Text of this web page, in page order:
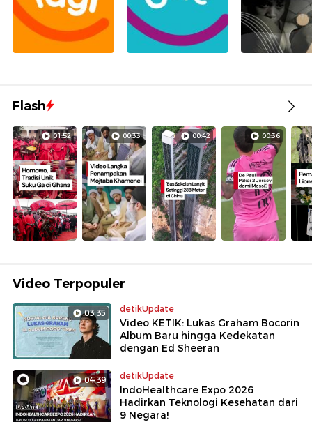
Flash
01:52 00:33 00:42 00:36
Video Terpopuler
03:35 detikUpdate
Video KETIK: Lukas Graham Bocorin
Album Baru hingga Kedekatan
dengan Ed Sheeran
04:39 detikUpdate
IndoHealthcare Expo 2026
Hadirkan Teknologi Kesehatan dari
9 Negara!